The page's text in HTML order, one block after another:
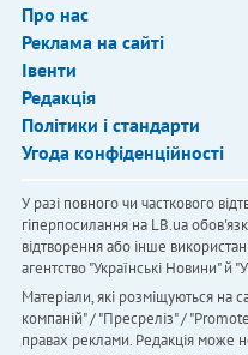
Про нас
Реклама на сайті
Івенти
Редакція
Політики і стандарти
Угода конфіденційності
У разі повного чи часткового
гіперпосилання на LB.ua
відтворення або інше
агентство "Українськi Новини" й
Матеріали, які розміщуються на
компаній" / "Пресреліз" /
правах реклами. Редакція може